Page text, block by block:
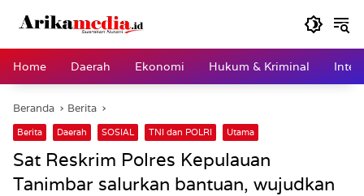
Home
Daerah Ekonomi Hukum & Kriminal
Beranda Berita
Berita Daerah SOSIAL TNI dan POLRI Utama
Sat Reskrim Polres Kepulauan
Tanimbar salurkan bantuan, wujudkan